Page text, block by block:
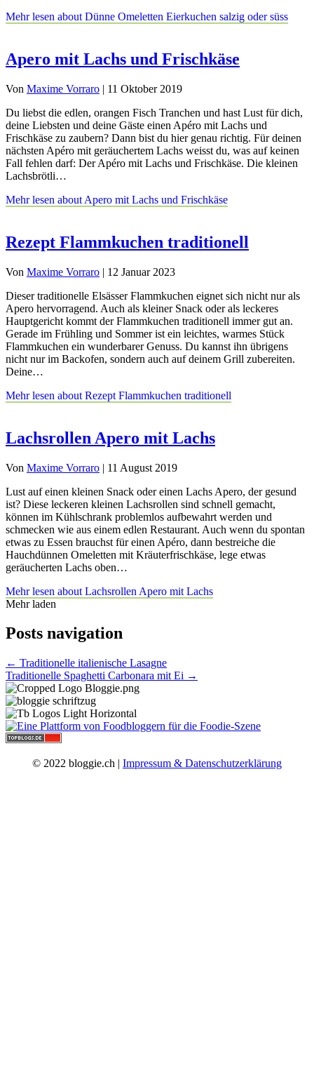
Mehr lesen about Dünne Omeletten Eierkuchen salzig oder süss
Apero mit Lachs und Frischkäse
Von Maxime Vorraro | 11 Oktober 2019
Du liebst die edlen, orangen Fisch Tranchen und hast Lust für dich,
deine Liebsten und deine Gäste einen Apéro mit Lachs und
Frischkäse zu zaubern? Dann bist du hier genau richtig. Für deinen
nächsten Apéro mit geräuchertem Lachs weisst du, was auf keinen
Fall fehlen darf: Der Apéro mit Lachs und Frischkäse. Die kleinen
Lachsbrötli…
Mehr lesen about Apero mit Lachs und Frischkäse
Rezept Flammkuchen traditionell
Von Maxime Vorraro | 12 Januar 2023
Dieser traditionelle Elsässer Flammkuchen eignet sich nicht nur als
Apero hervorragend. Auch als kleiner Snack oder als leckeres
Hauptgericht kommt der Flammkuchen traditionell immer gut an.
Gerade im Frühling und Sommer ist ein leichtes, warmes Stück
Flammkuchen ein wunderbarer Genuss. Du kannst ihn übrigens
nicht nur im Backofen, sondern auch auf deinem Grill zubereiten.
Deine…
Mehr lesen about Rezept Flammkuchen traditionell
Lachsrollen Apero mit Lachs
Von Maxime Vorraro | 11 August 2019
Lust auf einen kleinen Snack oder einen Lachs Apero, der gesund
ist? Diese leckeren kleinen Lachsrollen sind schnell gemacht,
können im Kühlschrank problemlos aufbewahrt werden und
schmecken wie aus einem edlen Restaurant. Auch wenn du spontan
etwas zu Essen brauchst für einen Apéro, dann bestreiche die
Hauchdünnen Omeletten mit Kräuterfrischkäse, lege etwas
geräucherten Lachs oben…
Mehr lesen about Lachsrollen Apero mit Lachs
Mehr laden
Posts navigation
← Traditionelle italienische Lasagne
Traditionelle Spaghetti Carbonara mit Ei →
© 2022 bloggie.ch | Impressum & Datenschutzerklärung